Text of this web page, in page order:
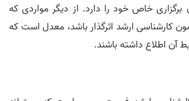
برگزاری خاص خود را دارد. از دیگر مواردی که
کارشناسی ارشد اثرگذار باشد، معدل است که
آن اطلاع داشته باشند.